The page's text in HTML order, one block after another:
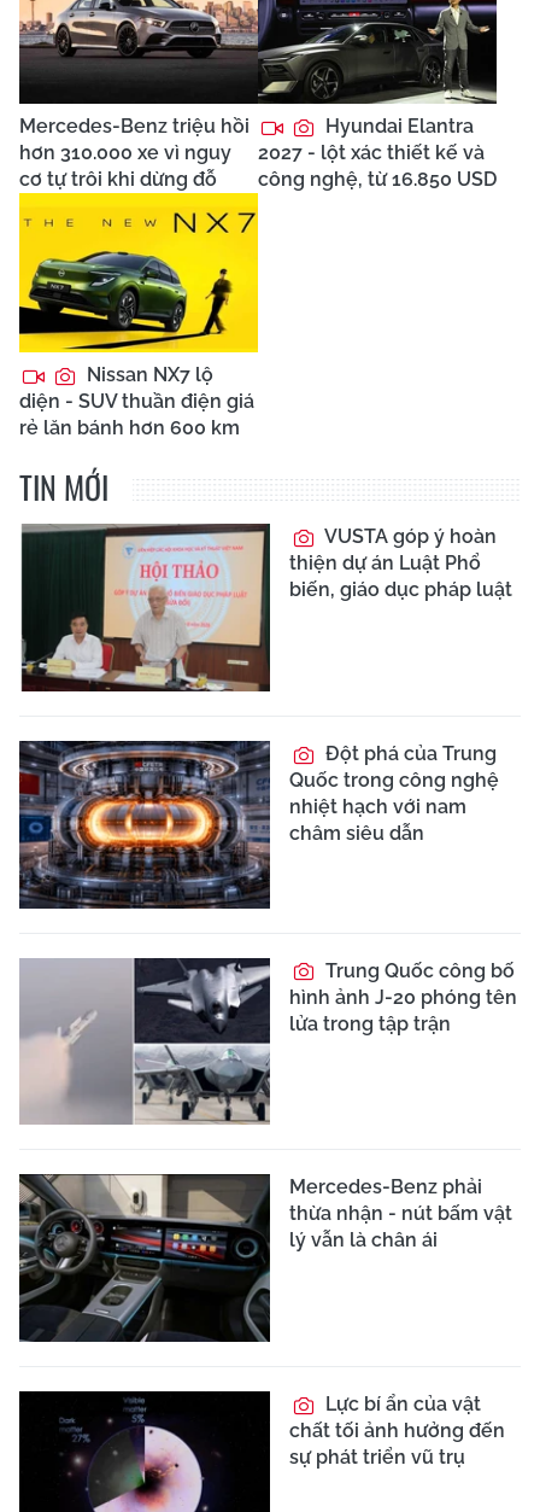
Mercedes-Benz triệu hồi
hơn 310.000 xe vì nguy
cơ tự trôi khi dừng đỗ
Hyundai Elantra
2027 - lột xác thiết kế và
công nghệ, từ 16.850 USD
Nissan NX7 lộ
diện - SUV thuần điện giá
rẻ lăn bánh hơn 600 km
TIN MỚI
VUSTA góp ý hoàn
thiện dự án Luật Phổ
biến, giáo dục pháp luật
Đột phá của Trung
Quốc trong công nghệ
nhiệt hạch với nam
châm siêu dẫn
Trung Quốc công bố
hình ảnh J-20 phóng tên
lửa trong tập trận
Mercedes-Benz phải
thừa nhận - nút bấm vật
lý vẫn là chân ái
Lực bí ẩn của vật
chất tối ảnh hưởng đến
sự phát triển vũ trụ